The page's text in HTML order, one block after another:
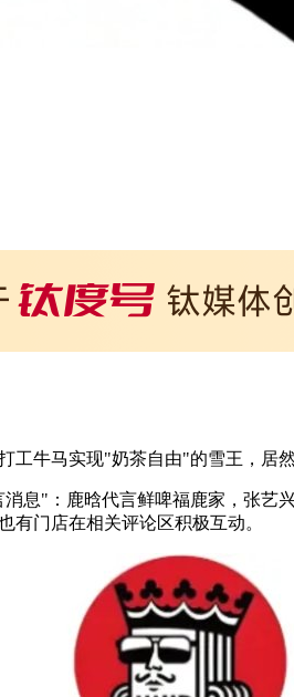
工牛马实现"奶茶自由"的雪王，居
息"：鹿晗代言鲜啤福鹿家，张艺
有门店在相关评论区积极互动。